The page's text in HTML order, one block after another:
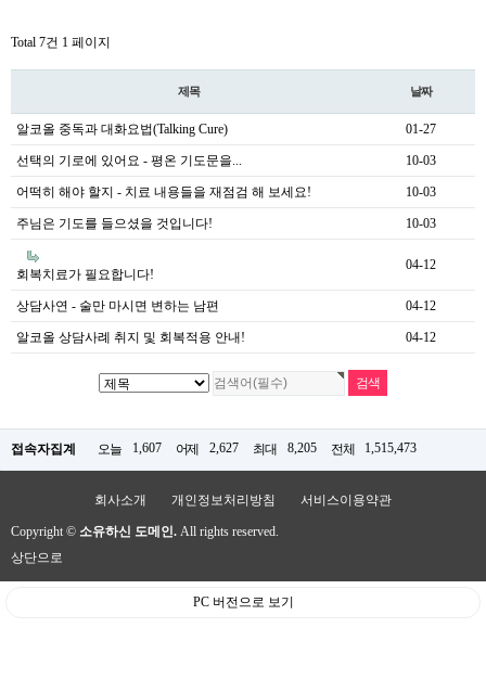
Total 7건 1 페이지
제목 날짜
알코올 중독과 대화요법(Talking Cure) 01-27
선택의 기로에 있어요 - 평온 기도문을... 10-03
어떡히 해야 할지 - 치료 내용들을 재점검 해 보세요! 10-03
주님은 기도를 들으셨을 것입니다! 10-03
회복치료가 필요합니다!
04-12
상담사연 - 술만 마시면 변하는 남편 04-12
알코올 상담사례 취지 및 회복적용 안내! 04-12
접속자집계 오늘 1,607 어제 2,627 최대 8,205 전체 1,515,473
회사소개 개인정보처리방침 서비스이용약관
Copyright © 소유하신 도메인. All rights reserved.
상단으로
PC 버전으로 보기